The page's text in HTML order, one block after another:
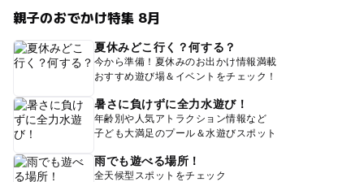
親子のおでかけ特集 8月
夏休みどこ行く？何する？
今から準備！夏休みのお出かけ情報満載
おすすめ遊び場＆イベントをチェック！
暑さに負けずに全力水遊び！
年齢別や人気アトラクション情報など
子ども大満足のプール＆水遊びスポット
雨でも遊べる場所！
全天候型スポットをチェック